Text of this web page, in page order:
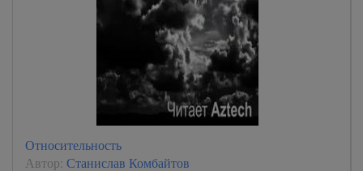
Относительность
Автор: Станислав Комбайтов